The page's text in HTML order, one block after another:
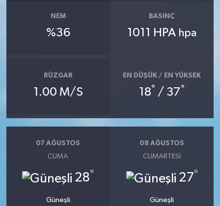
NEM
%36
BASINÇ
1011 HPA hpa
RÜZGAR
1.00 M/S
EN DÜŞÜK / EN YÜKSEK
18° / 37°
07 AĞUSTOS
CUMA
28°
Güneşli
08 AĞUSTOS
CUMARTESI
27°
Güneşli